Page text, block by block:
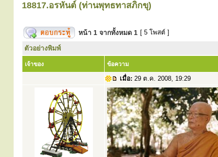
18817.อรหันต์ (ท่านพุทธทาสภิกขุ)
หน้า 1 จากทั้งหมด 1 [ 5 โพสต์ ]
ตัวอย่างพิมพ์
เจ้าของ ข้อความ
เมื่อ: 29 ต.ค. 2008, 19:29